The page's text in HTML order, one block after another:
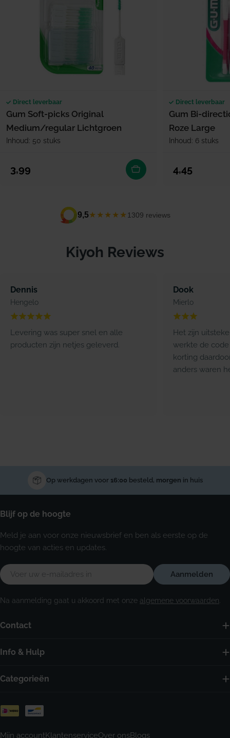
Direct leverbaar
Gum Soft-picks Original
Medium/regular Lichtgroen
Inhoud: 50 stuks
Normale prijs
3,99
Direct leverbaar
Gum Bi-
Roze Large
Inhoud: 6 stuks
Normale prijs
4,45
9,5★★★★★ 1309 reviews
Kiyoh Reviews
Dennis
Hengelo
Levering was super snel en alle
producten zijn netjes geleverd.
Dook
Mierlo
Het zijn
werkte de code
korting
anders waren
Op werkdagen voor 16:00 besteld, morgen in huis
Contact
Info & Hulp
Categorieën
Blijf op de hoogte
Meld je aan voor onze nieuwsbrief en ben als eerste op de
hoogte van acties en updates.
E-
mail
Aanmelden
Na aanmelding gaat u akkoord met onze algemene voorwaarden
Betaalmethoden
Mijn accountKlantenserviceOver onsBlogs